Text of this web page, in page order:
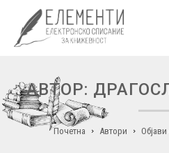
АВТОР:
Почетна Автори